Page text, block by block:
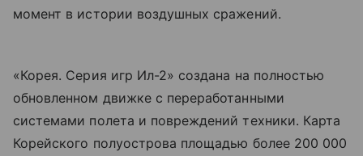
момент в истории воздушных сражений.
«Корея. Серия игр Ил-2» создана на полностью
обновленном движке с переработанными
системами полета и повреждений техники. Карта
Корейского полуострова площадью более 200 000